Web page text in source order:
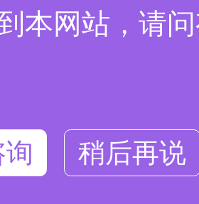
本网站，请
稍后再说